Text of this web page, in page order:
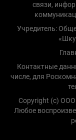
связи,
Учредитель:
Контактные
числе, для
Copyright (с)
Любое